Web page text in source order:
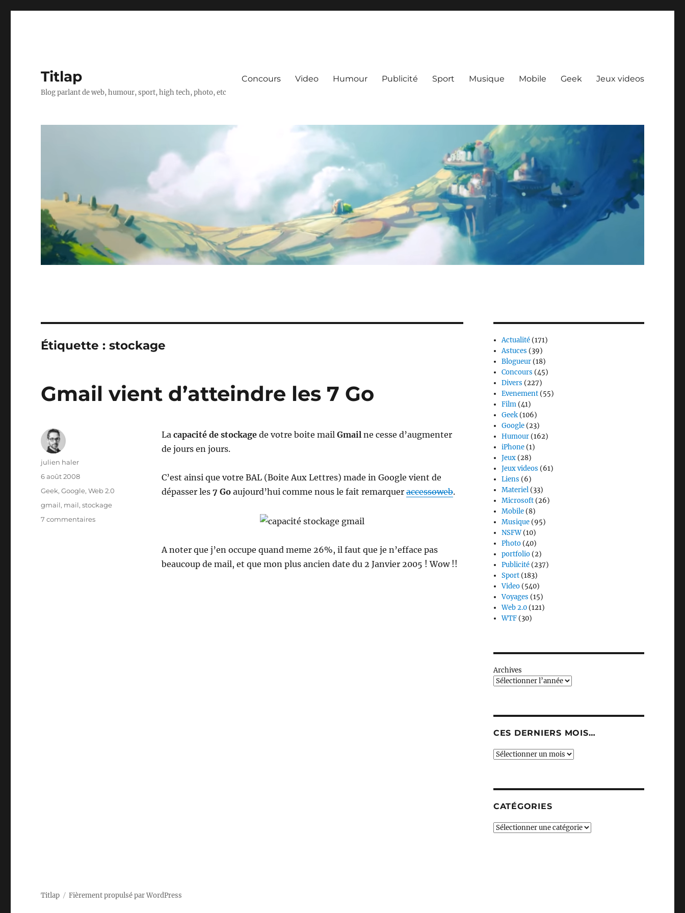
Titlap
Blog parlant de web, humour, sport, high tech, photo, etc
Concours Video Humour Publicité Sport Musique Mobile Geek Jeux videos
Étiquette :stockage
Gmail vient d’atteindre les 7 Go
La capacité de stockagede votre boite mail Gmail ne cesse d’augmenter
de jours en jours.
C’est ainsi que votre BAL (Boite Aux Lettres) made in Google vient de
dépasser les 7 Goaujourd’hui comme nous le fait remarquer accessoweb.
A noter que j’en occupe quand meme 26%, il faut que je n’efface pas
beaucoup de mail, et que mon plus ancien date du 2 Janvier 2005 ! Wow !!
Auteur
julien haler
Publié
6 août 2008
Catégories
Geek,Google,Web 2.0
Étiquettes
gmail, mail,stockage
7 commentairessur
Actualité (171)
Astuces (39)
Blogueur (18)
Concours (45)
Divers (227)
Evenement (55)
Film (41)
Geek (106)
Google (23)
Humour (162)
iPhone (1)
Jeux (28)
Jeux videos (61)
Liens (6)
Materiel (33)
Microsoft (26)
Mobile (8)
Musique (95)
NSFW(10)
Photo (40)
portfolio (2)
Publicité (237)
Sport (183)
Video (540)
Voyages (15)
Web 2.0 (121)
WTF (30)
Archives
CES DERNIERS MOIS…
Ces
CATÉGORIES
Catégories
Titlap Fièrement propulsé par WordPress